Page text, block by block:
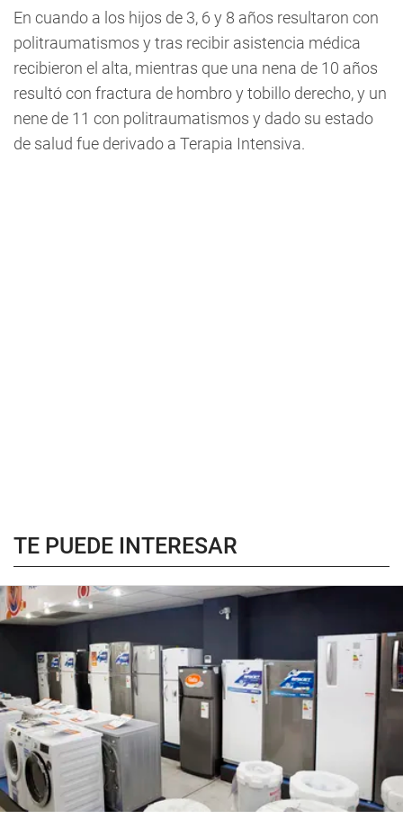
En cuando a los hijos de 3, 6 y 8 años resultaron con
politraumatismos y tras recibir asistencia médica
recibieron el alta, mientras que una nena de 10 años
resultó con fractura de hombro y tobillo derecho, y un
nene de 11 con politraumatismos y dado su estado
de salud fue derivado a Terapia Intensiva.
TE PUEDE INTERESAR